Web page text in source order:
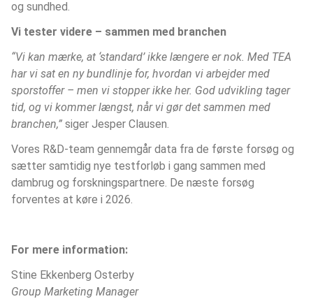
og sundhed.
Vi tester videre – sammen med branchen
“Vi kan mærke, at ‘standard’ ikke længere er nok. Med TEA
har vi sat en ny bundlinje for, hvordan vi arbejder med
sporstoffer – men vi stopper ikke her. God udvikling tager
tid, og vi kommer længst, når vi gør det sammen med
branchen,” siger Jesper Clausen.
Vores R&D-team gennemgår data fra de første forsøg og
sætter samtidig nye testforløb i gang sammen med
dambrug og forskningspartnere. De næste forsøg
forventes at køre i 2026.
For mere information:
Stine Ekkenberg Osterby
Group Marketing Manager